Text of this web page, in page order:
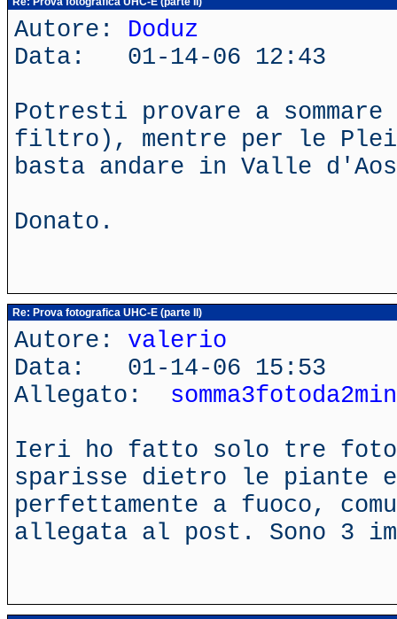
Autore: Doduz
Data: 01-14-06 12:43
Potresti provare a
filtro), mentre per le
basta andare in Valle
Donato.
Re: Prova fotografica UHC-E (parte II)
Autore: valerio
Data: 01-14-06 15:53
Allegato:
Ieri ho fatto solo tre
sparisse dietro le piante
perfettamente a fuoco,
allegata al post. Sono 3